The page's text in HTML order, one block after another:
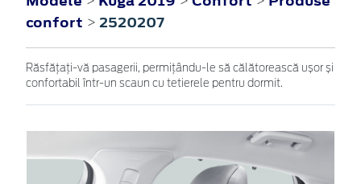
confort > 2520207
Răsfățați-vă pasagerii, permițându-le să călătorească ușor și
confortabil într-un scaun cu tetierele pentru dormit.